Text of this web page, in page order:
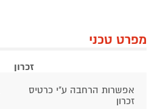
מפרט טכני
זכרון
אפשרות הרחבה ע"י כרטיס
זכרון